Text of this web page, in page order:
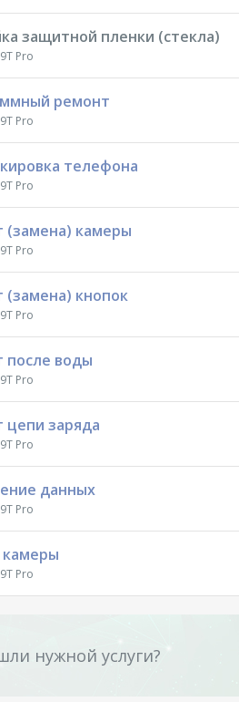
защитной пленки (стекла)
Pro
ремонт
Pro
телефона
Pro
(замена) камеры
Pro
(замена) кнопок
Pro
после воды
Pro
цепи заряда
Pro
данных
Pro
камеры
Pro
нужной услуги?